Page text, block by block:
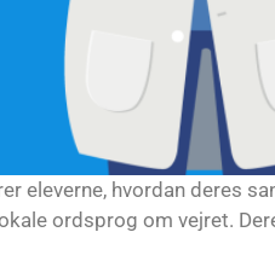
hvordan deres
ordsprog om vejret.